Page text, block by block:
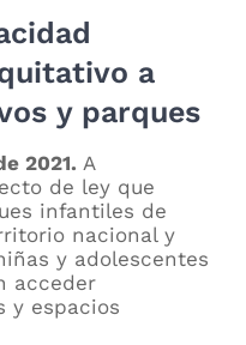
a
y parques
2021. A
de ley que
infantiles de
nacional y
y adolescentes
acceder
y espacios